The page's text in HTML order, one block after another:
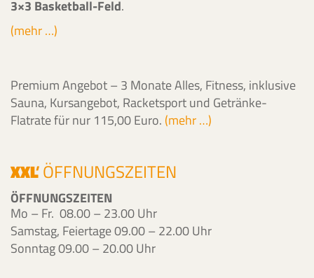
3×3 Basketball-Feld.
(mehr …)
Premium Angebot – 3 Monate Alles, Fitness, inklusive
Sauna, Kursangebot, Racketsport und Getränke-
Flatrate für nur 115,00 Euro. (mehr …)
XXL
'ÖFFNUNGSZEITEN
ÖFFNUNGSZEITEN
Mo – Fr. 08.00 – 23.00 Uhr
Samstag, Feiertage 09.00 – 22.00 Uhr
Sonntag 09.00 – 20.00 Uhr